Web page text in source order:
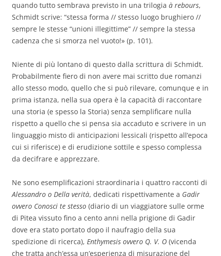
quando tutto sembrava previsto in una trilogia à rebours,
Schmidt scrive: “stessa forma // stesso luogo brughiero //
sempre le stesse “unioni illegittime” // sempre la stessa
cadenza che si smorza nel vuoto!» (p. 101).
Niente di più lontano di questo dalla scrittura di Schmidt.
Probabilmente fiero di non avere mai scritto due romanzi
allo stesso modo, quello che si può rilevare, comunque e in
prima istanza, nella sua opera è la capacità di raccontare
una storia (e spesso la Storia) senza semplificare nulla
rispetto a quello che si pensa sia accaduto e scrivere in un
linguaggio misto di anticipazioni lessicali (rispetto all’epoca
cui si riferisce) e di erudizione sottile e spesso complessa
da decifrare e apprezzare.
Ne sono esemplificazioni straordinaria i quattro racconti di
Alessandro o Della verità, dedicati rispettivamente a Gadir
ovvero Conosci te stesso (diario di un viaggiatore sulle orme
di Pitea vissuto fino a cento anni nella prigione di Gadir
dove era stato portato dopo il naufragio della sua
spedizione di ricerca), Enthymesis ovvero Q. V. O (vicenda
che tratta anch’essa un’esperienza di misurazione del